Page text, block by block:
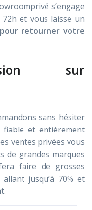
s’engage
et vous laisse un
retourner votre
sur
sans hésiter
et entièrement
ventes privées vous
de grandes marques
faire de grosses
jusqu’à 70% et